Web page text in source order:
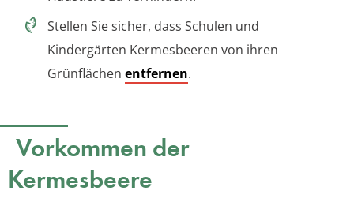
Stellen Sie sicher, dass Schulen und
Kindergärten Kermesbeeren von ihren
Grünflächen entfernen.
Vorkommen der
Kermesbeere